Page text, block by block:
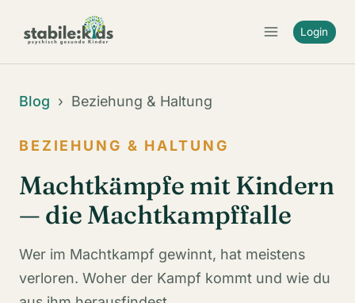
Inhalt
Login
Blog › Beziehung & Haltung
BEZIEHUNG & HALTUNG
Machtkämpfe mit Kindern
— die Machtkampffalle
Wer im Machtkampf gewinnt, hat meistens
verloren. Woher der Kampf kommt und wie du